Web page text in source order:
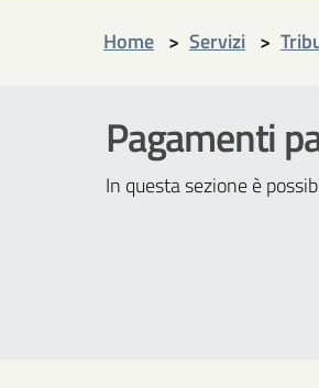
Home > Servizi >
Pagamenti
In questa sezione è